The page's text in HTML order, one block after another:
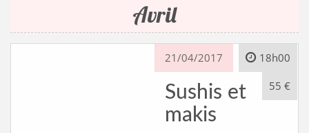
Avril
21/04/2017 18h00
55 €
Sushis et
makis